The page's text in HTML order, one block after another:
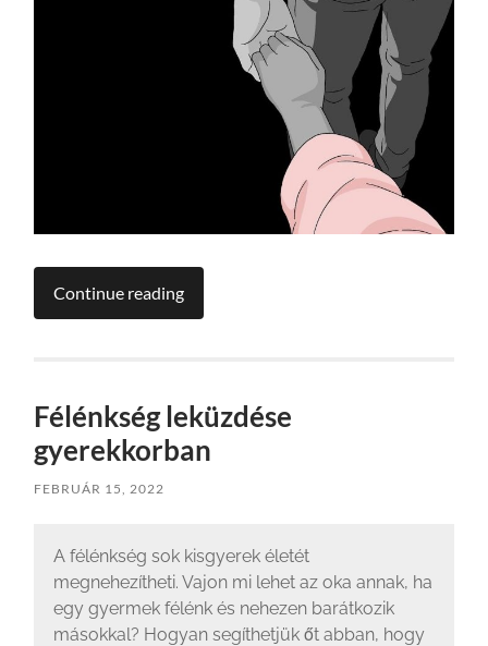
Continue reading
Félénkség leküzdése
gyerekkorban
FEBRUÁR 15, 2022
A félénkség sok kisgyerek életét
megnehezítheti. Vajon mi lehet az oka annak, ha
egy gyermek félénk és nehezen barátkozik
másokkal? Hogyan segíthetjük őt abban, hogy